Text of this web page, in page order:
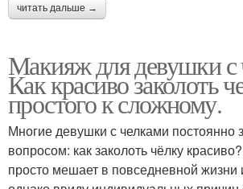
читать дальше →
Макияж для девушки с
Как красиво заколоть
простого к сложному.
Многие девушки с челками постоянно
вопросом: как заколоть чёлку
просто мешает в повседневной жизни